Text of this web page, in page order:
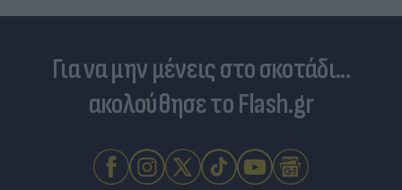
Για να μην μένεις στο σκοτάδι...
ακολούθησε το Flash.gr